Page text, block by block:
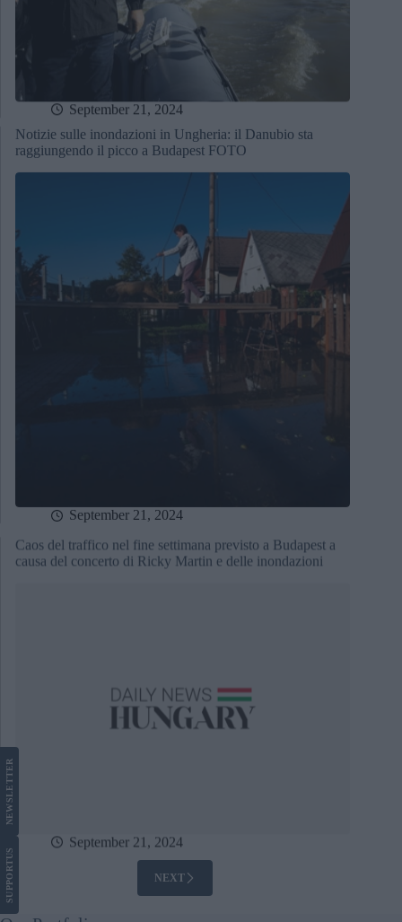
September 21, 2024
Notizie sulle inondazioni in Ungheria: il Danubio sta
raggiungendo il picco a Budapest FOTO
September 21, 2024
Caos del traffico nel fine settimana previsto a Budapest a
causa del concerto di Ricky Martin e delle inondazioni
September 21, 2024
NEXT
SUPPORT
US
NEWS
LETTER